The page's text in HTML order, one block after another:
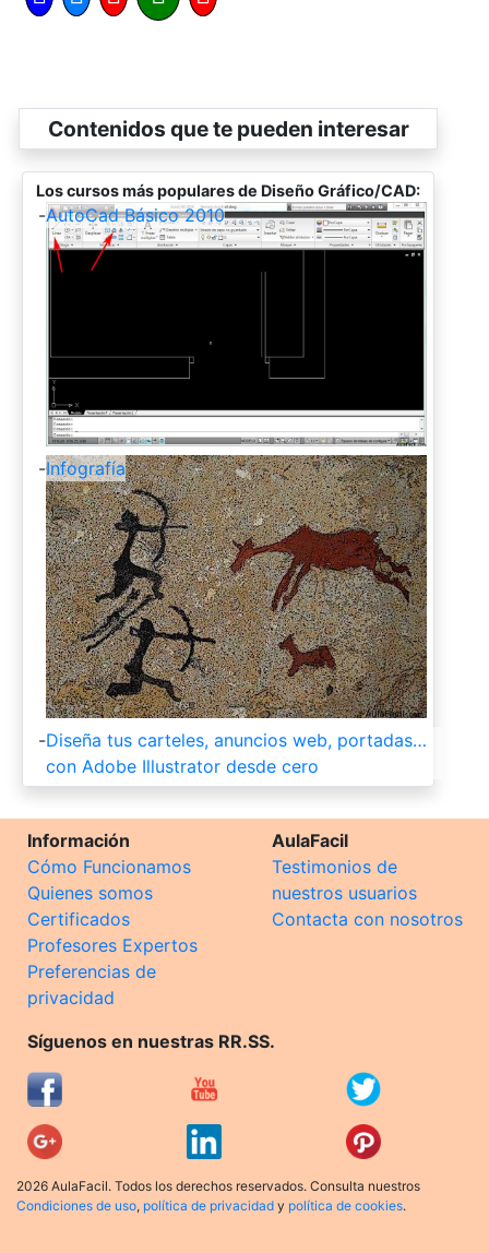
Contenidos que te pueden interesar
Los cursos más populares de Diseño Gráfico/CAD:
-AutoCad Básico 2010
-Infografía
-Diseña tus carteles, anuncios web, portadas…
con Adobe Illustrator desde cero
Información
Cómo Funcionamos
Quienes somos
Certificados
Profesores Expertos
Preferencias de
privacidad
AulaFacil
Testimonios de
nuestros usuarios
Contacta con nosotros
Síguenos en nuestras RR.SS.
2026 AulaFacil. Todos los derechos reservados. Consulta nuestros
Condiciones de uso, política de privacidad y política de cookies.